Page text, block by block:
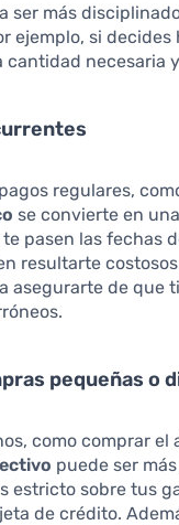
ser más
ejemplo, si
cantidad necesaria
regulares,
se convierte en
pasen las fechas
resultarte
asegurarte de que
pequeñas o
como comprar
puede ser
estricto sobre tus
de crédito.